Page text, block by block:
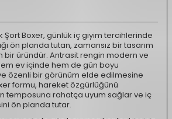
Şort Boxer, günlük iç giyim tercihlerinde
ön planda tutan, zamansız bir tasarım
bir üründür. Antrasit rengin modern ve
ev içinde hem de gün boyu
özenli bir görünüm elde edilmesine
formu, hareket özgürlüğünü
temposuna rahatça uyum sağlar ve iç
ön planda tutar.